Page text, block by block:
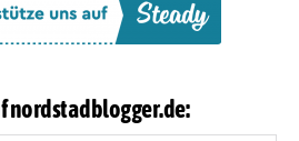
nordstadblogger.de: